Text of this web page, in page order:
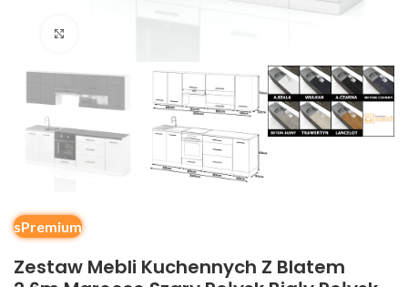
sPremium
Zestaw Mebli Kuchennych Z Blatem